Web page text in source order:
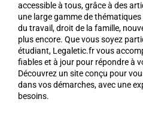
accessible à tous, grâce à des
une large gamme de
du travail, droit de la famille,
plus encore. Que vous soyez
étudiant, Legaletic.fr vous
fiables et à jour pour répondre à
Découvrez un site conçu pour
dans vos démarches, avec une
besoins.